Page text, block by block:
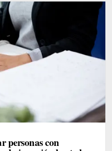
personas con